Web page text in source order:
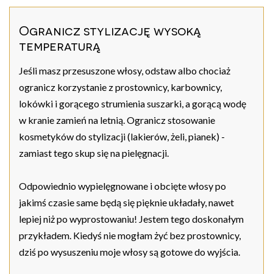
Ogranicz stylizację wysoką
temperaturą
Jeśli masz przesuszone włosy, odstaw albo chociaż
ogranicz korzystanie z prostownicy, karbownicy,
lokówki i gorącego strumienia suszarki, a gorącą wodę
w kranie zamień na letnią. Ogranicz stosowanie
kosmetyków do stylizacji (lakierów, żeli, pianek) -
zamiast tego skup się na pielęgnacji.
Odpowiednio wypielęgnowane i obcięte włosy po
jakimś czasie same będą się pięknie układały, nawet
lepiej niż po wyprostowaniu! Jestem tego doskonałym
przykładem. Kiedyś nie mogłam żyć bez prostownicy,
dziś po wysuszeniu moje włosy są gotowe do wyjścia.